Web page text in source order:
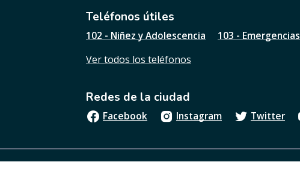
l
s
a
g
i
n
?
Teléfonos útiles
102 - Niñez y Adolescencia 103 - Emergencias
Ver todos los teléfonos
Redes de la ciudad
Facebook Instagram Twitter